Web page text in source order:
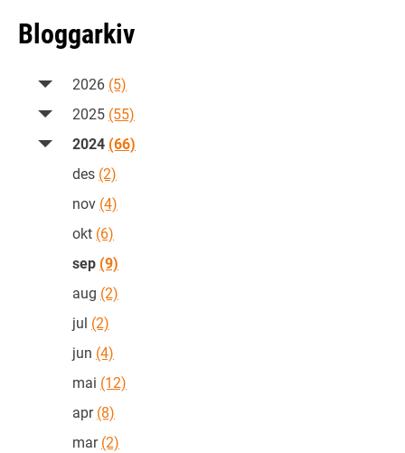
Bloggarkiv
2026 (5)
2025 (55)
2024 (66)
des (2)
nov (4)
okt (6)
sep (9)
aug (2)
jul (2)
jun (4)
mai (12)
apr(8)
mar(2)